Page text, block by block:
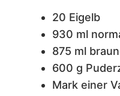
20 Eigelb
930 ml
875 ml
600 g
Mark einer